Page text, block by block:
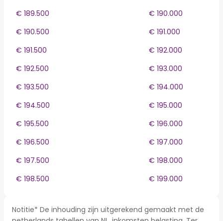
€ 189.500
€ 190.000
€ 190.500
€ 191.000
€ 191.500
€ 192.000
€ 192.500
€ 193.000
€ 193.500
€ 194.000
€ 194.500
€ 195.000
€ 195.500
€ 196.000
€ 196.500
€ 197.000
€ 197.500
€ 198.000
€ 198.500
€ 199.000
Notitie* De inhouding zijn uitgerekend gemaakt met de